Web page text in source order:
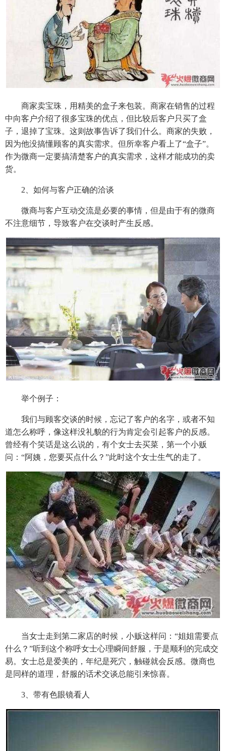
商家卖宝珠，用精美的盒子来包装。商家在销售的过程
中向客户介绍了很多宝珠的优点，但比较后客户只买了盒
子，退掉了宝珠。这则故事告诉了我们什么。商家的失败，
因为他没搞懂顾客的真实需求。但所幸客户看上了“盒子”。
作为微商一定要搞清楚客户的真实需求，这样才能成功的卖
货。
2、如何与客户正确的洽谈
微商与客户互动交流是必要的事情，但是由于有的微商
不注意细节，导致客户在交谈时产生反感。
举个例子：
我们与顾客交谈的时候，忘记了客户的名字，或者不知
道怎么称呼，像这样没礼貌的行为肯定会引起客户的反感。
曾经有个笑话是这么说的，有个女士去买菜，第一个小贩
问：“阿姨，您要买点什么？”此时这个女士生气的走了。
当女士走到第二家店的时候，小贩这样问：“姐姐需要点
什么？”听到这个称呼女士心理瞬间舒服，于是顺利的完成交
易。女士总是爱美的，年纪是死穴，触碰就会反感。微商也
是同样的道理，舒服的话术交谈总能引来惊喜。
3、带有色眼镜看人